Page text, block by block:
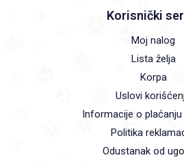
Korisnički
Moj nalog
Lista želja
Korpa
Uslovi
Informacije o
Politika
Odustanak od